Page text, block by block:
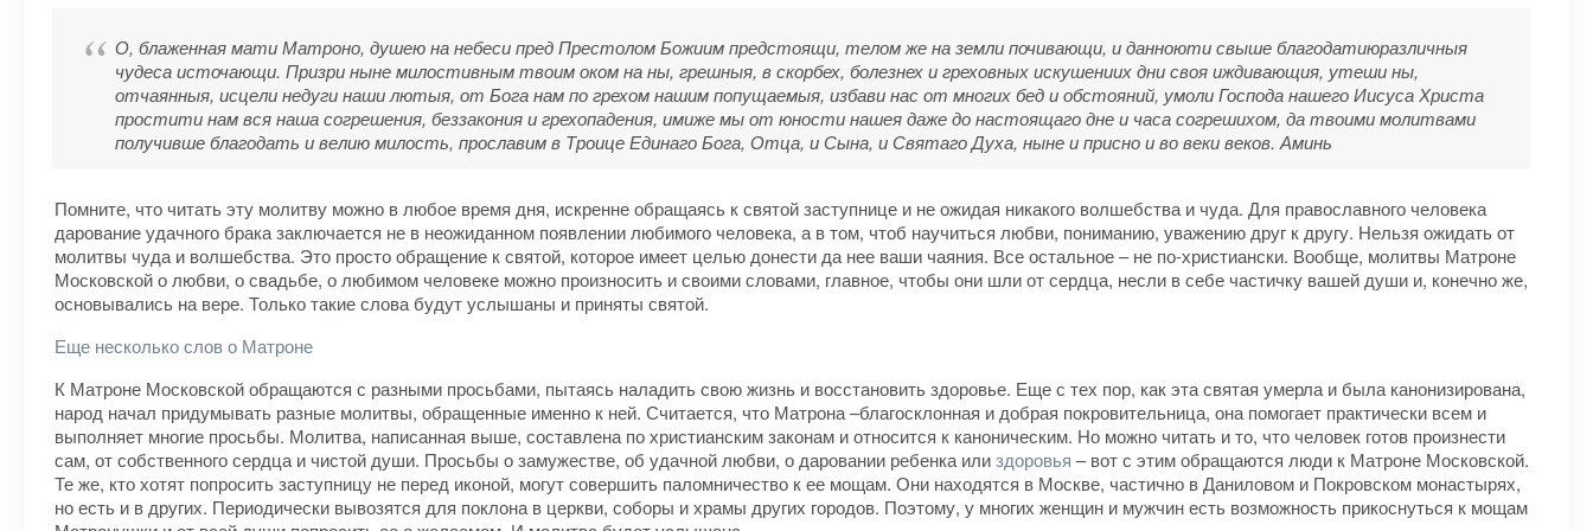
О, блаженная мати Матроно, душею на небеси пред Престолом Божиим предстоящи, телом же на земли почивающи, и данноюти свыше благодатиюразличныя
чудеса источающи. Призри ныне милостивным твоим оком на ны, грешныя, в скорбех, болезнех и греховных искушениих дни своя иждивающия, утеши ны,
отчаянныя, исцели недуги наши лютыя, от Бога нам по грехом нашим попущаемыя, избави нас от многих бед и обстояний, умоли Господа нашего Иисуса Христа
простити нам вся наша согрешения, беззакония и грехопадения, имиже мы от юности нашея даже до настоящаго дне и часа согрешихом, да твоими молитвами
получивше благодать и велию милость, прославим в Троице Единаго Бога, Отца, и Сына, и Святаго Духа, ныне и присно и во веки веков. Аминь
Помните, что читать эту молитву можно в любое время дня, искренне обращаясь к святой заступнице и не ожидая никакого волшебства и чуда. Для православного человека
дарование удачного брака заключается не в неожиданном появлении любимого человека, а в том, чтоб научиться любви, пониманию, уважению друг к другу. Нельзя ожидать от
молитвы чуда и волшебства. Это просто обращение к святой, которое имеет целью донести да нее ваши чаяния. Все остальное – не по-христиански. Вообще, молитвы Матроне
Московской о любви, о свадьбе, о любимом человеке можно произносить и своими словами, главное, чтобы они шли от сердца, несли в себе частичку вашей души и, конечно же,
основывались на вере. Только такие слова будут услышаны и приняты святой.
Еще несколько слов о Матроне
К Матроне Московской обращаются с разными просьбами, пытаясь наладить свою жизнь и восстановить здоровье. Еще с тех пор, как эта святая умерла и была канонизирована,
народ начал придумывать разные молитвы, обращенные именно к ней. Считается, что Матрона –благосклонная и добрая покровительница, она помогает практически всем и
выполняет многие просьбы. Молитва, написанная выше, составлена по христианским законам и относится к каноническим. Но можно читать и то, что человек готов произнести
сам, от собственного сердца и чистой души. Просьбы о замужестве, об удачной любви, о даровании ребенка илиздоровья – вот с этим обращаются люди к Матроне Московской.
Те же, кто хотят попросить заступницу не перед иконой, могут совершить паломничество к ее мощам. Они находятся в Москве, частично в Даниловом и Покровском монастырях,
но есть и в других. Периодически вывозятся для поклона в церкви, соборы и храмы других городов. Поэтому, у многих женщин и мужчин есть возможность прикоснуться к мощам